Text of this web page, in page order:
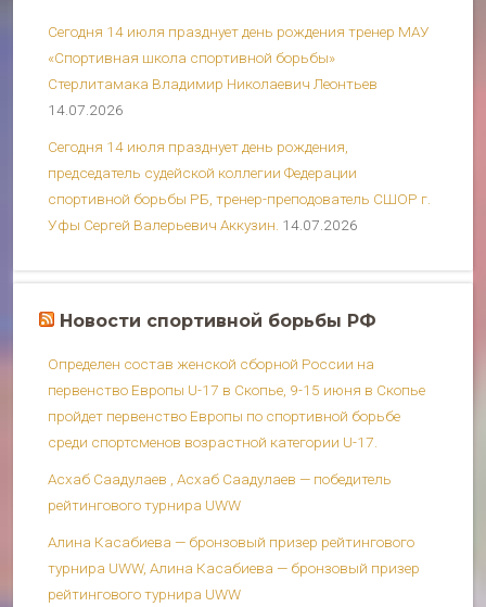
Сегодня 14 июля празднует день рождения тренер МАУ
«Спортивная школа спортивной борьбы»
Стерлитамака Владимир Николаевич Леонтьев
14.07.2026
Сегодня 14 июля празднует день рождения,
председатель судейской коллегии Федерации
спортивной борьбы РБ, тренер-преподователь СШОР г.
Уфы Сергей Валерьевич Аккузин. 14.07.2026
Новости спортивной борьбы РФ
Определен состав женской сборной России на
первенство Европы U-17 в Скопье, 9-15 июня в Скопье
пройдет первенство Европы по спортивной борьбе
среди спортсменов возрастной категории U-17.
Асхаб Саадулаев , Асхаб Саадулаев — победитель
рейтингового турнира UWW
Алина Касабиева — бронзовый призер рейтингового
турнира UWW, Алина Касабиева — бронзовый призер
рейтингового турнира UWW